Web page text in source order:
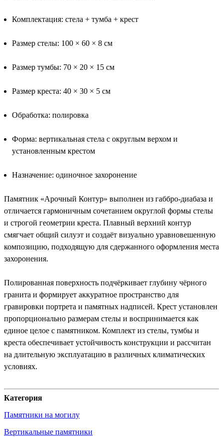
Комплектация: стела + тумба + крест
Размер стелы: 100 × 60 × 8 см
Размер тумбы: 70 × 20 × 15 см
Размер креста: 40 × 30 × 5 см
Обработка: полировка
Форма: вертикальная стела с округлым верхом и
установленным крестом
Назначение: одиночное захоронение
Памятник «Арочный Контур» выполнен из габбро-диабаза и
отличается гармоничным сочетанием округлой формы стелы
и строгой геометрии креста. Плавный верхний контур
смягчает общий силуэт и создаёт визуально уравновешенную
композицию, подходящую для сдержанного оформления места
захоронения.
Полированная поверхность подчёркивает глубину чёрного
гранита и формирует аккуратное пространство для
гравировки портрета и памятных надписей. Крест установлен
пропорционально размерам стелы и воспринимается как
единое целое с памятником. Комплект из стелы, тумбы и
креста обеспечивает устойчивость конструкции и рассчитан
на длительную эксплуатацию в различных климатических
условиях.
Категория
Памятники на могилу
Вертикальные памятники